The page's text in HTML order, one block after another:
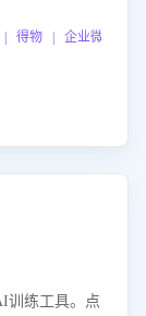
物 | 企业微信
训练工具。点